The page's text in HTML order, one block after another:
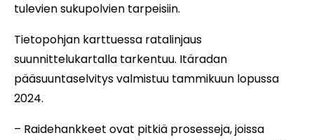
tulevien sukupolvien tarpeisiin.
Tietopohjan karttuessa ratalinjaus
suunnittelukartalla tarkentuu. Itäradan
pääsuuntaselvitys valmistuu tammikuun lopussa
2024.
– Raidehankkeet ovat pitkiä prosesseja, joissa